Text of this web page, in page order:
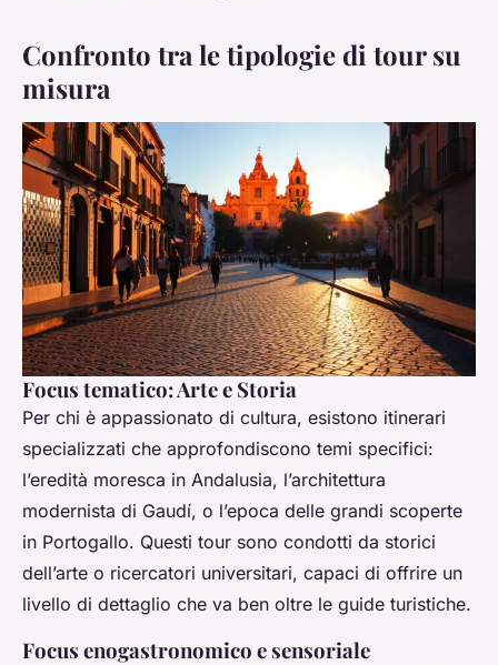
Confronto tra le tipologie di tour su
misura
Focus tematico: Arte e Storia
Per chi è appassionato di cultura, esistono itinerari
specializzati che approfondiscono temi specifici:
l’eredità moresca in Andalusia, l’architettura
modernista di Gaudí, o l’epoca delle grandi scoperte
in Portogallo. Questi tour sono condotti da storici
dell’arte o ricercatori universitari, capaci di offrire un
livello di dettaglio che va ben oltre le guide turistiche.
Focus enogastronomico e sensoriale